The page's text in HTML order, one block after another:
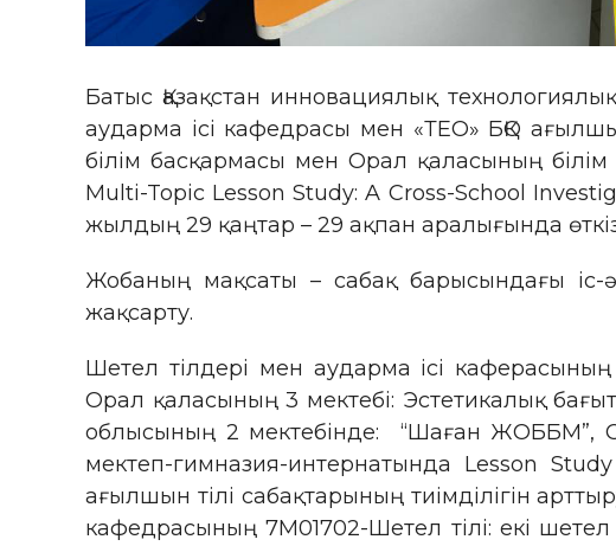
Батыс Қазақстан инновациялық
аударма ісі кафедрасы мен «ТЕО» БҚО
білім басқармасы мен Орал қаласының
Multi-Topic Lesson Study: A Cross-School
жылдың 29 қаңтар – 29 ақпан аралығында
Жобаның мақсаты – сабақ барысындағы іс-
жақсарту.
Шетел тілдері мен аударма ісі
Орал қаласының 3 мектебі: Эстетикалық
облысының 2 мектебінде: “Шаған ЖОББМ”,
мектеп-гимназия-интернатында Lesson
ағылшын тілі сабақтарының тиімділігін
кафедрасының 7M01702-Шетел тілі: екі